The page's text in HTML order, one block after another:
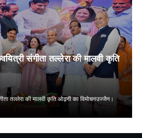
संगीता तल्लेरा की मालवी कृति
तल्लेरा की मालवी कृति ओढ़नी का विमोचनउज्जैन।